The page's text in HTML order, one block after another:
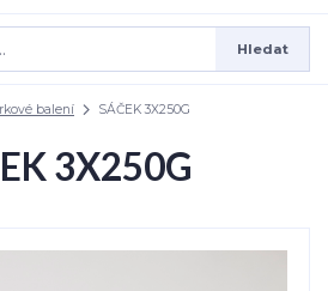
Hledat
balení SÁČEK 3X250G
3X250G